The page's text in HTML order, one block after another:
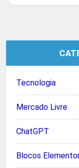
original
Tecnologia
Mercado Livre
ChatGPT
Blocos